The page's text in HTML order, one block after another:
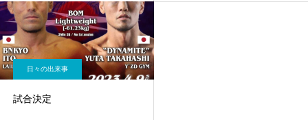
日々の出来事
試合決定